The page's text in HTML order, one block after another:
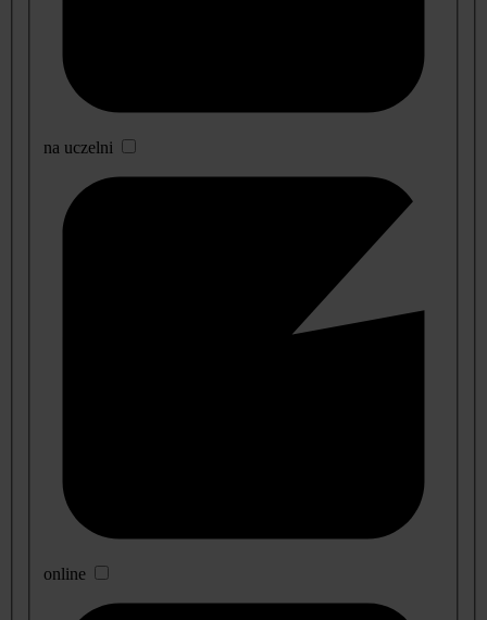
na uczelni
online